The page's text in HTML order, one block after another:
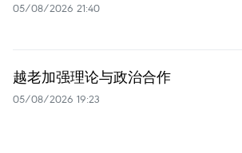
05/08/2026 21:40
越老加强理论与政治合作
05/08/2026 19:23